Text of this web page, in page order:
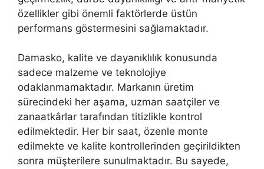
özellikler gibi önemli faktörlerde üstün
performans göstermesini sağlamaktadır.
Damasko, kalite ve dayanıklılık konusunda
sadece malzeme ve teknolojiye
odaklanmamaktadır. Markanın üretim
sürecindeki her aşama, uzman saatçiler ve
zanaatkârlar tarafından titizlikle kontrol
edilmektedir. Her bir saat, özenle monte
edilmekte ve kalite kontrollerinden geçirildikten
sonra müşterilere sunulmaktadır. Bu sayede,